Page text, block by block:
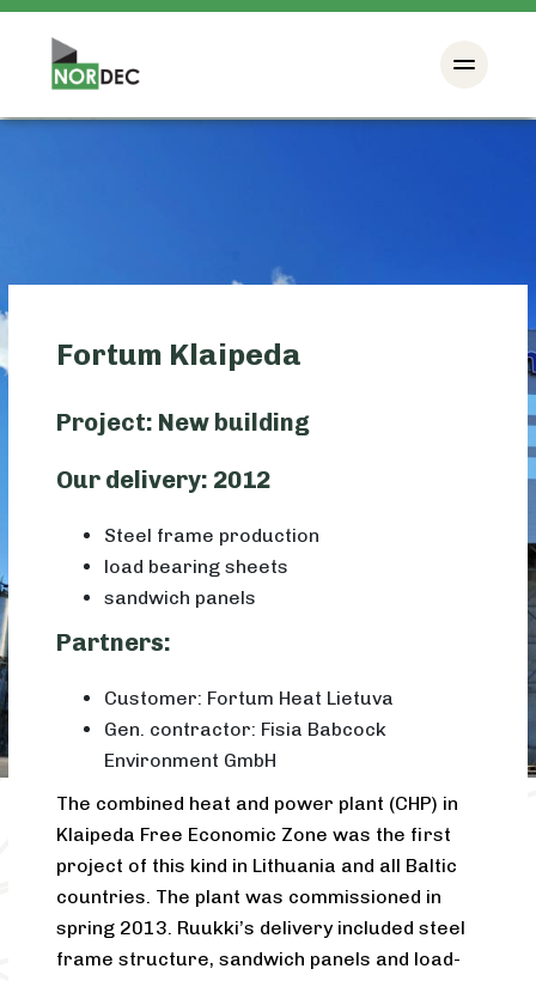
Fortum Klaipeda
Project: New building
Our delivery: 2012
Steel frame production
load bearing sheets
sandwich panels
Partners:
Customer: Fortum Heat Lietuva
Gen. contractor: Fisia Babcock
Environment GmbH
The combined heat and power plant (CHP) in
Klaipeda Free Economic Zone was the first
project of this kind in Lithuania and all Baltic
countries. The plant was commissioned in
spring 2013. Ruukki’s delivery included steel
frame structure, sandwich panels and load-